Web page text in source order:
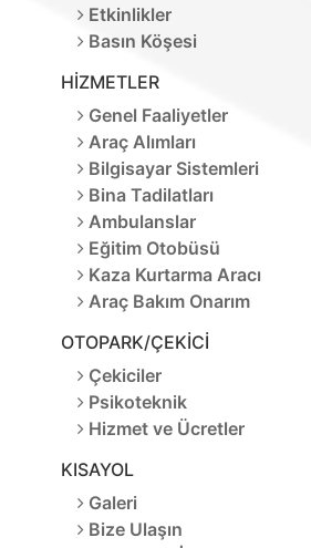
Etkinlikler
Basın Köşesi
HİZMETLER
Genel Faaliyetler
Araç Alımları
Bilgisayar Sistemleri
Bina Tadilatları
Ambulanslar
Eğitim Otobüsü
Kaza Kurtarma Aracı
Araç Bakım Onarım
OTOPARK/ÇEKİCİ
Çekiciler
Psikoteknik
Hizmet ve Ücretler
KISAYOL
Galeri
Bize Ulaşın